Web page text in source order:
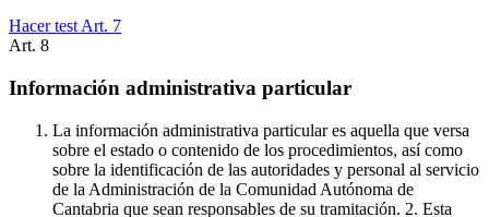
Hacer test Art. 7
Art. 8
Información administrativa particular
La información administrativa particular es aquella que versa
sobre el estado o contenido de los procedimientos, así como
sobre la identificación de las autoridades y personal al servicio
de la Administración de la Comunidad Autónoma de
Cantabria que sean responsables de su tramitación. 2. Esta